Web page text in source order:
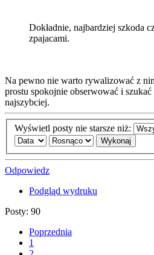
Dokładnie, najbardziej szkoda
zpajacami.
Na pewno nie warto rywalizować z
prostu spokojnie obserwować i
najszybciej.
Wyświetl posty nie starsze niż:
Odpowiedz
Podgląd wydruku
Posty: 90
Poprzednia
1